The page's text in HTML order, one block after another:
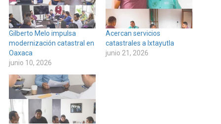
Gilberto Melo impulsa
modernización catastral en
Oaxaca
junio 10, 2026
Acercan servicios
catastrales a Ixtayutla
junio 21, 2026